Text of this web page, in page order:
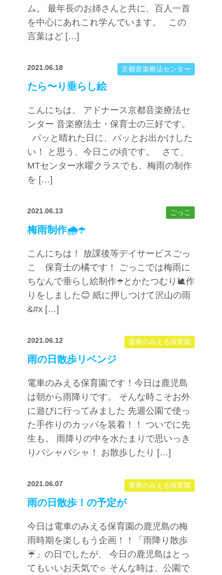
ム。 最年長のお姉さんと共に、百人一首
を中心にあれこれ学んでいます。 この
言葉はど […]
2021.06.18 京都音楽療法センター
たら〜り垂らし絵
こんにちは。 アドナース京都音楽療法セ
ンター 音楽療法士・保育士の三好です。
パッと晴れた日に、パッとお出かけした
い！ と思う、今日この頃です。 さて、
MTセンター水曜クラスでも、梅雨の制作
を […]
2021.06.13 ごっこ
梅雨制作🌧☂️
こんにちは！ 放課後等デイサービスごっ
こ 保育士の橘です！ ごっこでは梅雨に
ちなんで垂らし絵制作☂️とかたつむり🐌作
りをしました😊 紙に押しつけて沢山の雨
&#x […]
2021.06.12 電車のみえる保育園
雨の日散歩リベンジ
電車のみえる保育園です！今日は鹿児島
は朝から雨降りです。 そんな時こそお外
に遊びに行ってみました 先週公園で使っ
た手作りのカッパを装着！！ ついでに先
生も。 雨降りの中を水たまりで思いっき
りバシャバシャ！ お散歩したり […]
2021.06.07 電車のみえる保育園
雨の日散歩！の予定が
今日は電車のみえる保育園の鹿児島の梅
雨時期を楽しもう企画！！「雨降り散歩
☔」の日でしたが、 今日の鹿児島はとっ
てもいいお天気で☼ そんな時は、公園で